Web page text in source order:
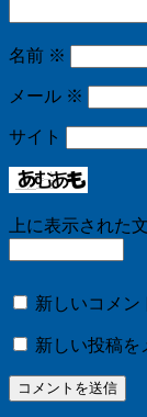
名前 ※
メール ※
サイト
上に表示された
新しいコメン
新しい投稿を